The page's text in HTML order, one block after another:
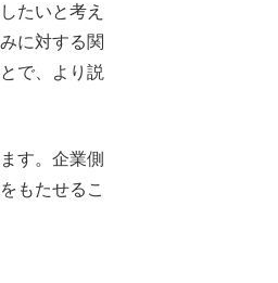
たいと考え
に対する関
で、より説
す。企業側
もたせるこ